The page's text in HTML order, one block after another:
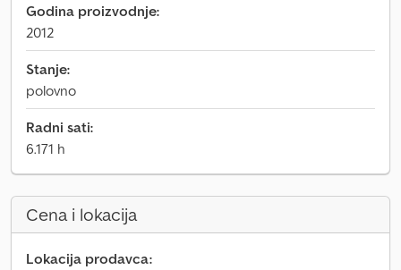
Godina proizvodnje:
2012
Stanje:
polovno
Radni sati:
6.171 h
Cena i lokacija
Lokacija prodavca: